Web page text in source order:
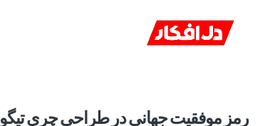
رمز موفقیت جهانی در طراحی چری تیگو 4